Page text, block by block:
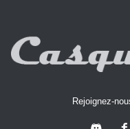
Rejoignez-